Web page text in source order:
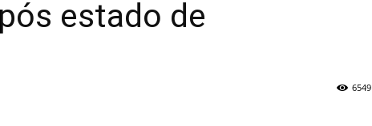
estado de
6549